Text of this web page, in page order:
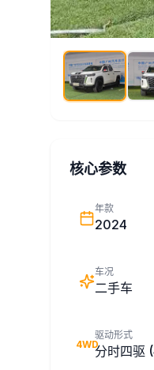
核心参数
年款
2024
车况
二手车
4WD
驱动形式
分时四驱